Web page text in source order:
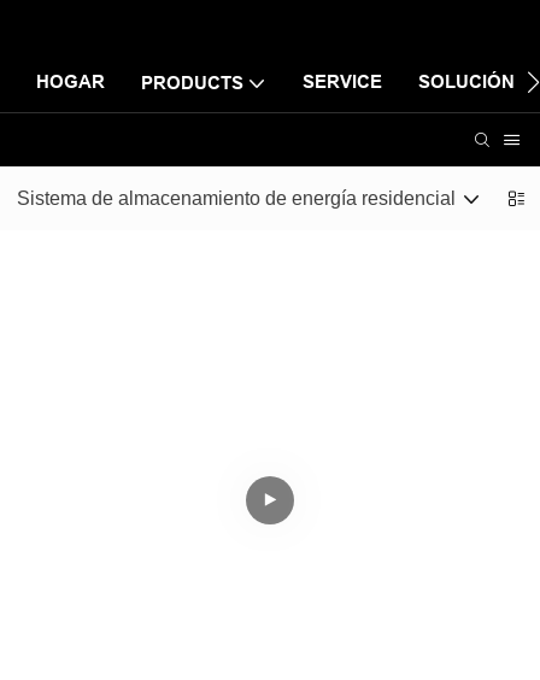
HOGAR PRODUCTS SERVICE SOLUCIÓN
Sistema de almacenamiento de energía residencial